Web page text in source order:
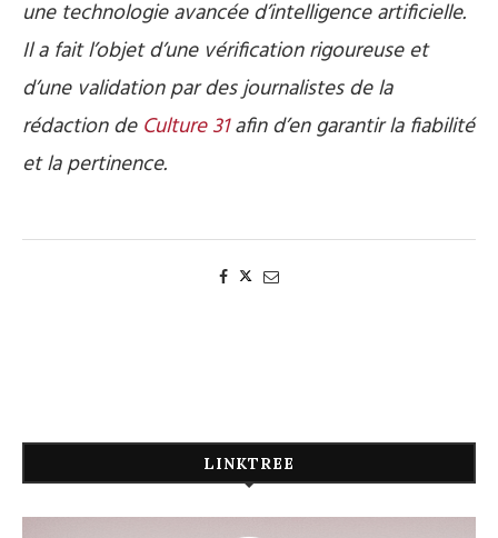
une technologie avancée d’intelligence artificielle.
Il a fait l’objet d’une vérification rigoureuse et
d’une validation par des journalistes de la
rédaction de Culture 31afin d’en garantir la fiabilité
et la pertinence.
LINKTREE